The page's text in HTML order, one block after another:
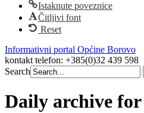
Istaknute poveznice
Čitljivi font
Reset
Informativni portal Općine Borovo
kontakt telefon: +385(0)32 439 598
Search
Search
Daily archive for